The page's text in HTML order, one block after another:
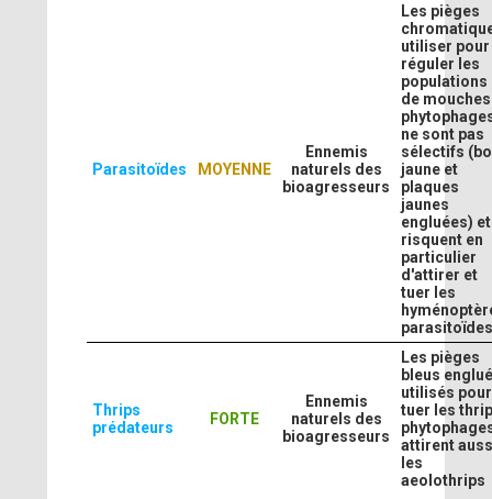
Parasitoïdes MOYENNE
Ennemis
naturels des
bioagresseurs
Les pièges
utiliser pour
réguler les
populations
de mouches
ne sont pas
sélectifs
jaune et
plaques
jaunes
engluées) et
risquent en
particulier
d'attirer et
tuer les
Thrips
prédateurs
FORTE
Ennemis
naturels des
bioagresseurs
Les pièges
bleus
utilisés pour
tuer les
attirent
les
aeolothrips